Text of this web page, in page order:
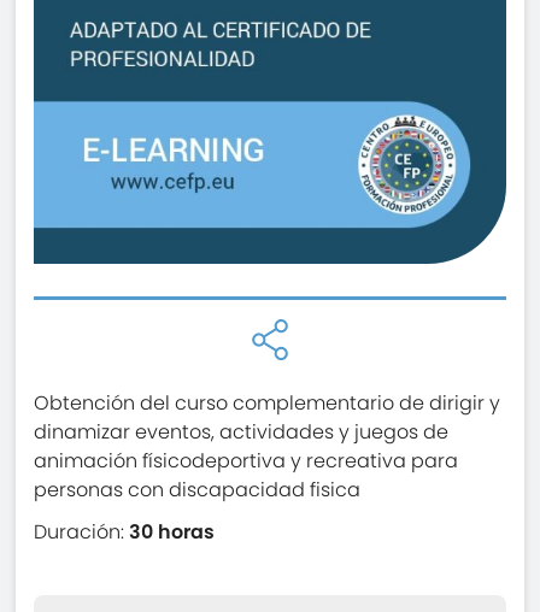
Obtención del curso complementario de dirigir y
dinamizar eventos, actividades y juegos de
animación físicodeportiva y recreativa para
personas con discapacidad fisica
Duración:30 horas